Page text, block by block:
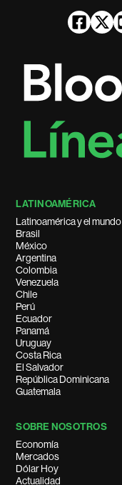
LATINOAMÉRICA
Latinoamérica y el mundo
Brasil
México
Argentina
Colombia
Venezuela
Chile
Perú
Ecuador
Panamá
Uruguay
Costa Rica
El Salvador
República Dominicana
Guatemala
SOBRE NOSOTROS
Economía
Mercados
Dólar Hoy
Actualidad